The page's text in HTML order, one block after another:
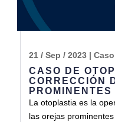
CASO DE
CORRECCIÓN
PROMINENTES
21 / Sep / 2023|
La otoplastia es la
las orejas